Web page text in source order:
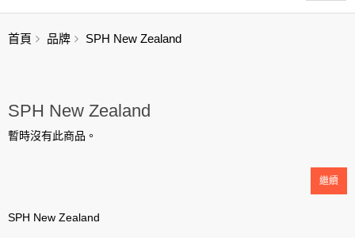
首頁 品牌 SPH New Zealand
SPH New Zealand
暫時沒有此商品。
繼續
SPH New Zealand